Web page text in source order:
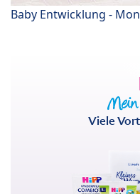
Baby Entwicklung -
Viele